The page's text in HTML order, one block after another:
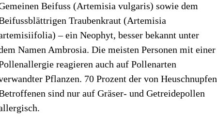
Beifuss (Artemisia vulgaris) sowie dem
Traubenkraut (Artemisia
– ein Neophyt, besser bekannt unter
Namen Ambrosia. Die meisten Personen mit einer
reagieren auch auf Pollenarten
Pflanzen. 70 Prozent der von Heuschnupfen
sind nur auf Gräser- und Getreidepollen